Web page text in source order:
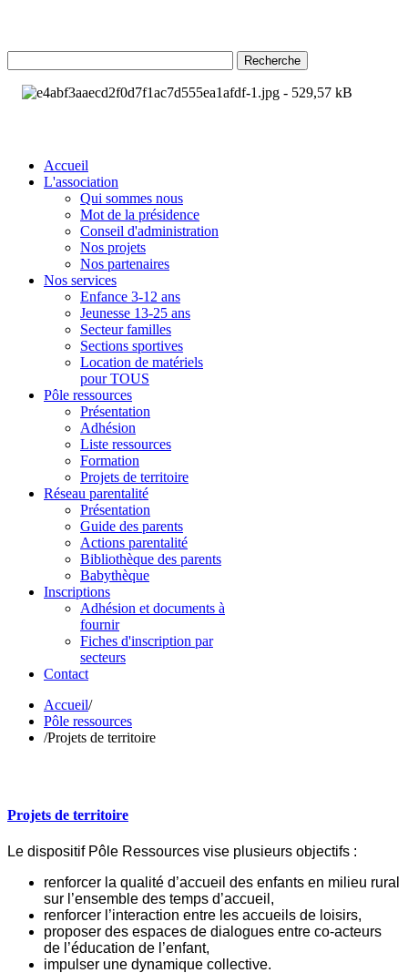
Recherche
Accueil
L'association
Qui sommes nous
Mot de la présidence
Conseil d'administration
Nos projets
Nos partenaires
Nos services
Enfance 3-12 ans
Jeunesse 13-25 ans
Secteur familles
Sections sportives
Location de matériels
pour TOUS
Pôle ressources
Présentation
Adhésion
Liste ressources
Formation
Projets de territoire
Réseau parentalité
Présentation
Guide des parents
Actions parentalité
Bibliothèque des parents
Babythèque
Inscriptions
Adhésion et documents à
fournir
Fiches d'inscription par
secteurs
Contact
Accueil/
Pôle ressources
/Projets de territoire
Projets de territoire
Le dispositif Pôle Ressources vise plusieurs objectifs :
renforcer la qualité d’accueil des enfants en milieu rural
sur l’ensemble des temps d’accueil,
renforcer l’interaction entre les accueils de loisirs,
proposer des espaces de dialogues entre co-acteurs
de l’éducation de l’enfant,
impulser une dynamique collective.